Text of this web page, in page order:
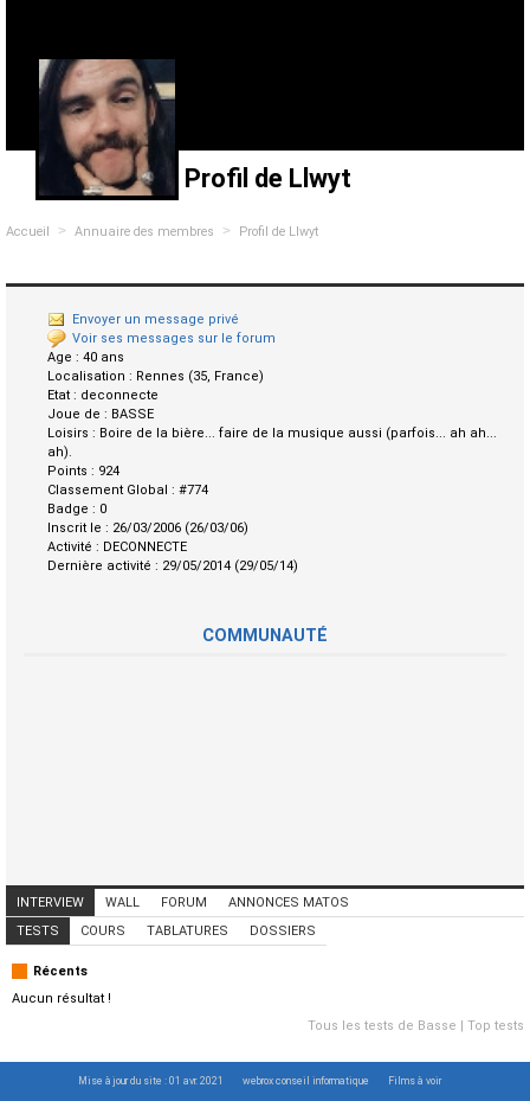
Profil de Llwyt
Accueil > Annuaire des membres > Profil de Llwyt
Envoyer un message privé
Voir ses messages sur le forum
Age : 40 ans
Localisation : Rennes (35, France)
Etat : deconnecte
Joue de : BASSE
Loisirs : Boire de la bière... faire de la musique aussi (parfois... ah ah...
ah).
Points : 924
Classement Global : #774
Badge : 0
Inscrit le : 26/03/2006 (26/03/06)
Activité : DECONNECTE
Dernière activité : 29/05/2014 (29/05/14)
COMMUNAUTÉ
INTERVIEW WALL FORUM
ANNONCES MATOS
ANNONCES MUSICIENS
CONCERTS
TESTS COURS TABLATURES DOSSIERS
Récents
Aucun résultat !
Tous les tests de Basse
Top tests
Mise à jour du site : 01 avr. 2021 webrox conseil informatique Films à voir